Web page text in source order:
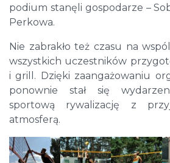
podium stanęli gospodarze –
Perkowa.
Nie zabrakło też czasu na
wszystkich uczestników
i grill. Dzięki zaangażowaniu
ponownie stał się
sportową rywalizację z
atmosferą.